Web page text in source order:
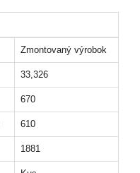
Zmontovaný výrobok
33,326
670
610
1881